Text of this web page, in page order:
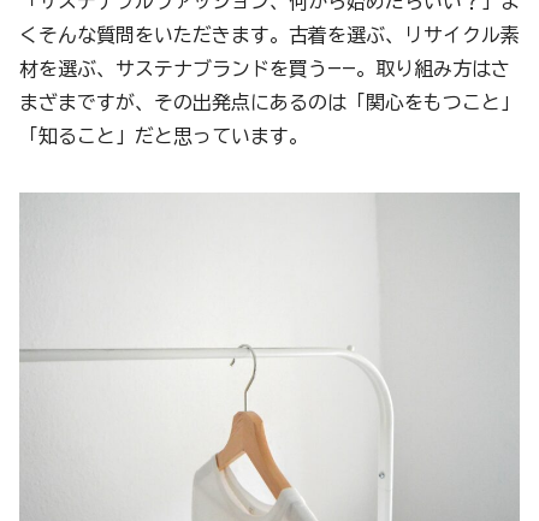
くそんな質問をいただきます。古着を選ぶ、リサイクル素
材を選ぶ、サステナブランドを買う——。取り組み方はさ
まざまですが、その出発点にあるのは「関心をもつこと」
「知ること」だと思っています。